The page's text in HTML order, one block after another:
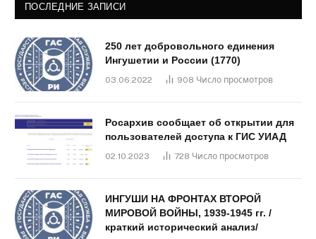
ПОСЛЕДНИЕ ЗАПИСИ
250 лет добровольного единения
Ингушетии и России (1770)
03.06.2022 908 Число просмотров
Росархив сообщает об открытии для
пользователей доступа к ГИС УИАД
02.10.2023 728 Число просмотров
ИНГУШИ НА ФРОНТАХ ВТОРОЙ
МИРОВОЙ ВОЙНЫ, 1939-1945 гг. /
краткий исторический анализ/